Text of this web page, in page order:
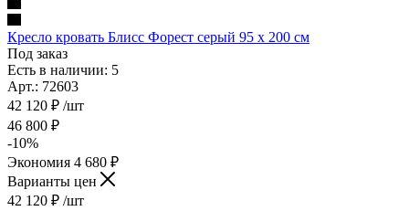
Кресло кровать Блисс Форест серый 95 х 200 см
Под заказ
Есть в наличии: 5
Арт.: 72603
42 120 ₽ /шт
46 800 ₽
-10%
Экономия 4 680 ₽
Варианты цен
42 120 ₽ /шт